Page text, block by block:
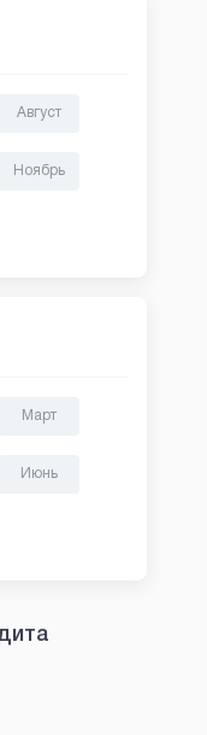
Август
Ноябрь
Март
Июнь